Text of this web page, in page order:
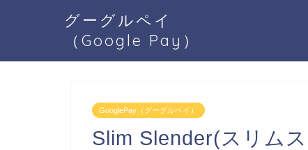
グーグルペイ
（Google Pay）
GooglePay（グーグルペイ）
Slim Slender(スリム